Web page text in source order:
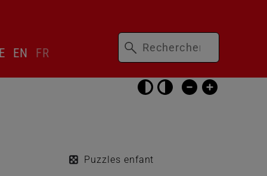
Passer
les
réglages
EN FR
Mots-
clés
Puzzles enfant